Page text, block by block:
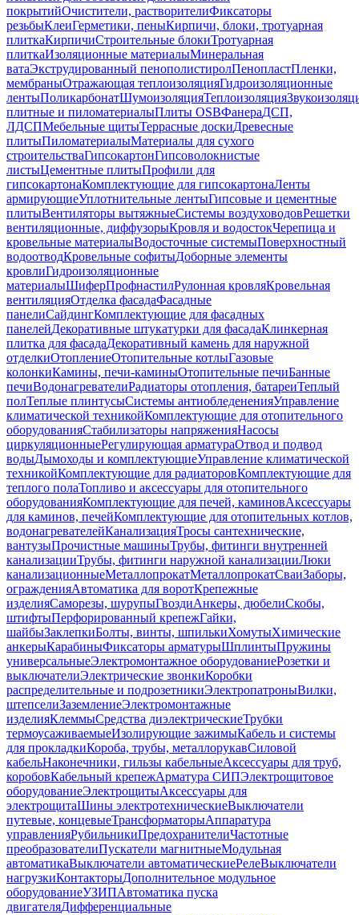
покрытийОчистители, растворителиФиксаторы
резьбыКлеиГерметики, пеныКирпичи, блоки, тротуарная
плиткаКирпичиСтроительные блокиТротуарная
плиткаИзоляционные материалыМинеральная
ватаЭкструдированный пенополистиролПенопластПленки,
мембраныОтражающая теплоизоляцияГидроизоляционные
лентыПоликарбонатШумоизоляцияТеплоизоляция
плитные и пиломатериалыПлиты OSBФанераДСП,
ЛДСПМебельные щитыТеррасные доскиДревесные
плитыПиломатериалыМатериалы для сухого
строительстваГипсокартонГипсоволокнистые
листыЦементные плитыПрофили для
гипсокартонаКомплектующие для гипсокартонаЛенты
армирующиеУплотнительные лентыГипсовые и цементные
плитыВентиляторы вытяжныеСистемы воздуховодовРешетки
вентиляционные, диффузорыКровля и водостокЧерепица и
кровельные материалыВодосточные системыПоверхностный
водоотводКровельные софитыДоборные элементы
кровлиГидроизоляционные
материалыШиферПрофнастилРулонная кровляКровельная
вентиляцияОтделка фасадаФасадные
панелиСайдингКомплектующие для фасадных
панелейДекоративные штукатурки для фасадаКлинкерная
плитка для фасадаДекоративный камень для наружной
отделкиОтоплениеОтопительные котлыГазовые
колонкиКамины, печи-каминыОтопительные печиБанные
печиВодонагревателиРадиаторы отопления, батареиТеплый
полТеплые плинтусыСистемы антиобледененияУправление
климатической техникойКомплектующие для отопительного
оборудованияСтабилизаторы напряженияНасосы
циркуляционныеРегулирующая арматураОтвод и подвод
водыДымоходы и комплектующиеУправление климатической
техникойКомплектующие для радиаторовКомплектующие для
теплого полаТопливо и аксессуары для отопительного
оборудованияКомплектующие для печей, каминовАксессуары
для каминов, печейКомплектующие для отопительных котлов,
водонагревателейКанализацияТросы сантехнические,
вантузыПрочистные машиныТрубы, фитинги внутренней
канализацииТрубы, фитинги наружной канализацииЛюки
канализационныеМеталлопрокатМеталлопрокатСваиЗаборы,
огражденияАвтоматика для воротКрепежные
изделияСаморезы, шурупыГвоздиАнкеры, дюбелиСкобы,
штифтыПерфорированный крепежГайки,
шайбыЗаклепкиБолты, винты, шпилькиХомутыХимические
анкерыКарабиныФиксаторы арматурыШплинтыПружины
универсальныеЭлектромонтажное оборудованиеРозетки и
выключателиЭлектрические звонкиКоробки
распределительные и подрозетникиЭлектропатроныВилки,
штепселиЗаземлениеЭлектромонтажные
изделияКлеммыСредства диэлектрическиеТрубки
термоусаживаемыеИзолирующие зажимыКабель и системы
для прокладкиКороба, трубы, металлорукавСиловой
кабельНаконечники, гильзы кабельныеАксессуары для труб,
коробовКабельный крепежАрматура СИПЭлектрощитовое
оборудованиеЭлектрощитыАксессуары для
электрощитаШины электротехническиеВыключатели
путевые, концевыеТрансформаторыАппаратура
управленияРубильникиПредохранителиЧастотные
преобразователиПускатели магнитныеМодульная
автоматикаВыключатели автоматическиеРелеВыключатели
нагрузкиКонтакторыДополнительное модульное
оборудованиеУЗИПАвтоматика пуска
двигателяДифференциальные